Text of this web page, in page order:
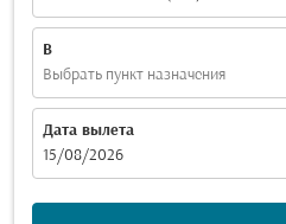
В
Выбрать пункт назначения
Дата вылета
fc-booking-departure-date-aria-label
15/08/2026